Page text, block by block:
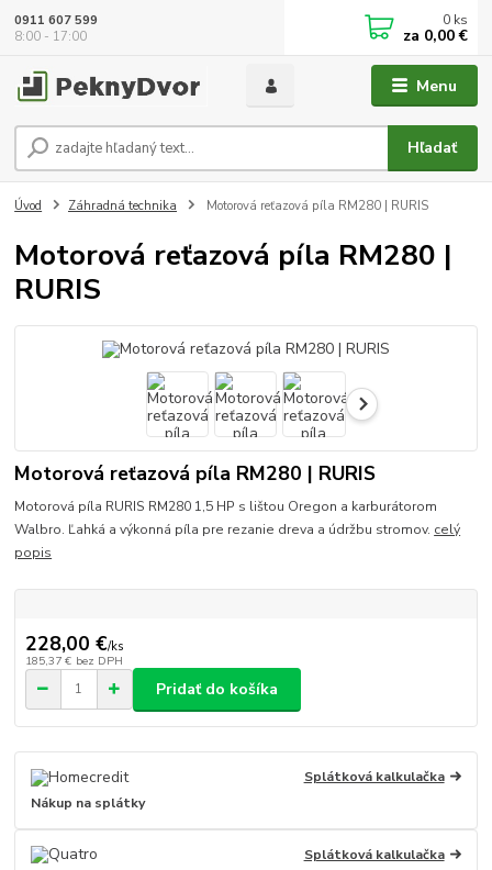
Menu
Hľadať
0911 607 599
8:00 - 17:00
0 ks
za 0,00 €
Úvod Záhradná technika Motorová reťazová píla RM280 | RURIS
Motorová reťazová píla RM280 |
RURIS
Motorová reťazová píla RM280 | RURIS
Motorová píla RURIS RM280 1,5 HP s lištou Oregon a karburátorom
Walbro. Ľahká a výkonná píla pre rezanie dreva a údržbu stromov. celý
popis
228,00 €/ks
185,37 € bez DPH
Pridať do košíka
Splátková kalkulačka
Nákup na splátky
Splátková kalkulačka